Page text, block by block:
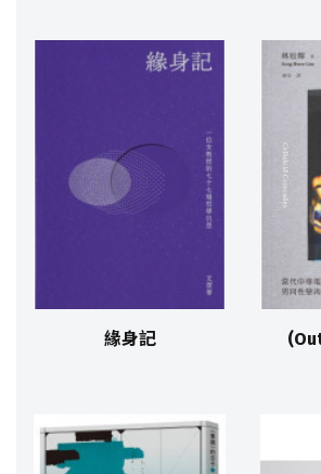
緣身記